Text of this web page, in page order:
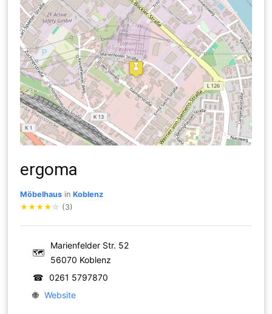
ergoma
Möbelhaus inKoblenz
★★★★ ☆ (3)
🗺
Marienfelder Str. 52
56070 Koblenz
☎
0261 5797870
🌐 Website